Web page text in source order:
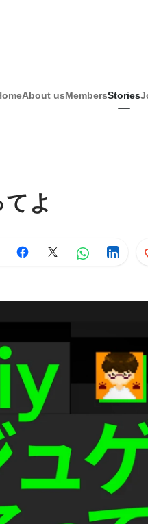
About usMembersStories
よ